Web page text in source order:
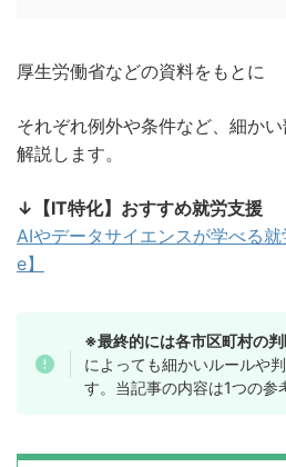
厚生労働省などの資料をもとに
それぞれ例外や条件など、細か
解説します。
↓【IT特化】おすすめ就労支援
AIやデータサイエンスが学べる
e】
※最終的には各市区町村の
によっても細かいルールや
す。当記事の内容は1つの参